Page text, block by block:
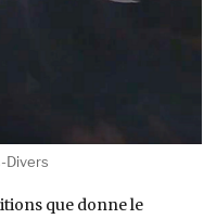
Divers
que donne le